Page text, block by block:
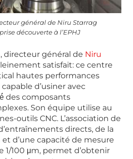
général de Niru Starrag
découverte à l’EPHJ
, directeur général de Niru
satisfait: ce centre
hautes performances
d’usiner avec
des composants
Son équipe utilise au
outils CNC. L’association de
directs, de la
d’une capacité de mesure
1/100 μm, permet d’obtenir